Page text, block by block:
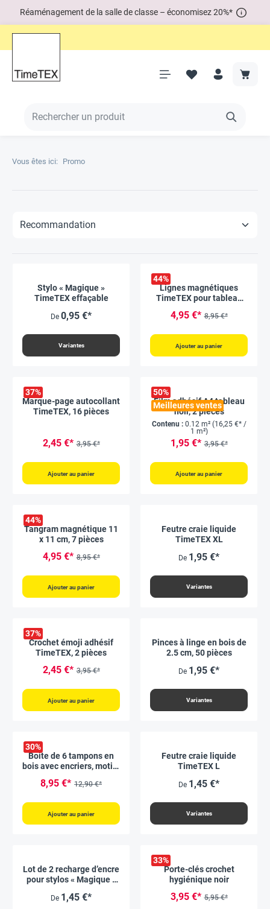
Réaménagement de la salle de classe – économisez 20%*
Vous êtes ici: Promo
Stylo « Magique »
TimeTEX effaçable
De 0,95 €*
Variantes
44%
Lignes magnétiques
TimeTEX pour tableau
4,95 €* 8,95 €*
Ajouter au panier
37%
Marque-page autocollant
TimeTEX, 16 pièces
2,45 €* 3,95 €*
Ajouter au panier
50%
Meilleures ventes
Film adhésif A4 tableau
noir, 2 pièces
Contenu : 0.12 m² (16,25 €* /
1 m²)
1,95 €* 3,95 €*
Ajouter au panier
44%
Tangram magnétique 11
x 11 cm, 7 pièces
4,95 €* 8,95 €*
Ajouter au panier
Feutre craie liquide
TimeTEX XL
De 1,95 €*
Variantes
37%
Crochet émoji adhésif
TimeTEX, 2 pièces
2,45 €* 3,95 €*
Ajouter au panier
Pinces à linge en bois de
2.5 cm, 50 pièces
De 1,95 €*
Variantes
30%
Boite de 6 tampons en
bois avec encriers, motifs
8,95 €* 12,90 €*
Ajouter au panier
Feutre craie liquide
TimeTEX L
De 1,45 €*
Variantes
Lot de 2 recharge d’encre
pour stylos « Magique »
De 1,45 €*
33%
Porte-clés crochet
hygiénique noir
3,95 €* 5,95 €*